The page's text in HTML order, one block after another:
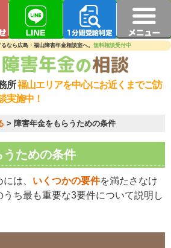
なら広島・福山障害年金相談室へ。 無料相談受付中
所福山エリアを中心にお近くまでご訪
実施中！
> 障害年金をもらうための条件
うための条件
は、 いくつかの要件を満たさなけ
ち最も重要な3要件について説明し